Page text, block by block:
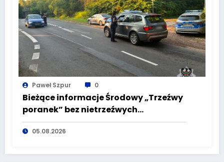
Paweł Szpur 0
Bieżące informacje Środowy „Trzeźwy
poranek” bez nietrzeźwych
kierujących! To cieszy!
05.08.2026